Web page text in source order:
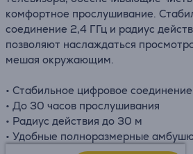
комфортное прослушивание.
соединение 2,4 ГГц и радиус
позволяют наслаждаться
мешая окружающим.
• Стабильное цифровое
• До 30 часов прослушивания
• Радиус действия до 30 м
• Удобные полноразмерные